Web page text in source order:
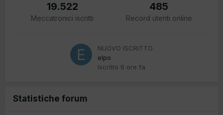
19.522
Meccatronici iscritti
485
Record utenti online
NUOVO ISCRITTO
elpo
Iscritto 6 ore fa
Statistiche forum